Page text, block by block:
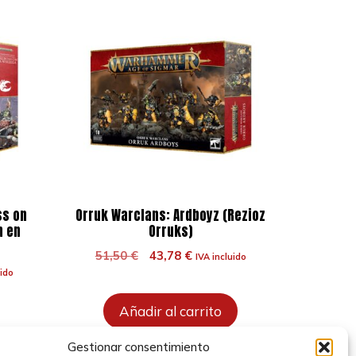
Gestionar consentimiento
on
en
Orruk Warclans: Ardboyz (Rezioz
Orruks)
51,50€
El
era:
51,50 €.
43,78 €El
es:
43,78 €.
IVA incluido
Añadir al carrito